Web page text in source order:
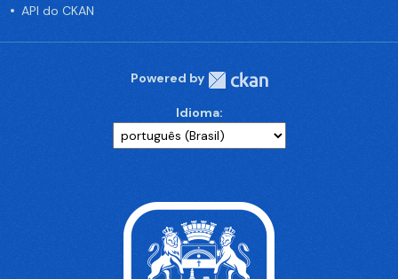
API do CKAN
Powered by
Idioma